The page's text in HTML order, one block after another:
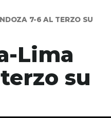
7-6 AL TERZO SU
Lima
su